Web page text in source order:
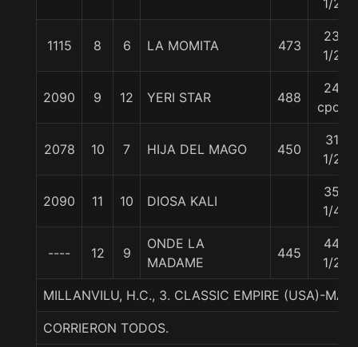
1/2
1115 8 6 LA MOMITA 473
23
1/2
2090 9 12 YERI STAR 488
24
cpos
2078 10 7 HIJA DEL MAGO 450
31
1/2
2090 11 10 DIOSA KALI
35
1/4
---- 12 9
ONDE LA
MADAME
445
44
1/2
MILLANVILU, H.C., 3. CLASSIC EMPIRE (USA)-
CORRIERON TODOS.